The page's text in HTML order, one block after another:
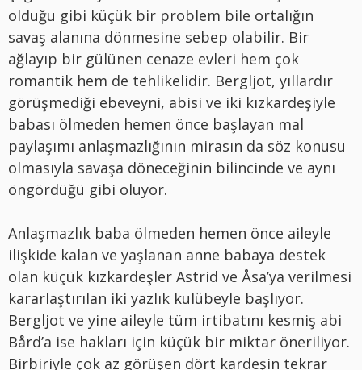
olduğu gibi küçük bir problem bile ortalığın
savaş alanına dönmesine sebep olabilir. Bir
ağlayıp bir gülünen cenaze evleri hem çok
romantik hem de tehlikelidir. Bergljot, yıllardır
görüşmediği ebeveyni, abisi ve iki kızkardeşiyle
babası ölmeden hemen önce başlayan mal
paylaşımı anlaşmazlığının mirasın da söz konusu
olmasıyla savaşa döneceğinin bilincinde ve aynı
öngördüğü gibi oluyor.
Anlaşmazlık baba ölmeden hemen önce aileyle
ilişkide kalan ve yaşlanan anne babaya destek
olan küçük kızkardeşler Astrid ve Åsa’ya verilmesi
kararlaştırılan iki yazlık kulübeyle başlıyor.
Bergljot ve yine aileyle tüm irtibatını kesmiş abi
Bård’a ise hakları için küçük bir miktar öneriliyor.
Birbiriyle çok az görüşen dört kardeşin tekrar